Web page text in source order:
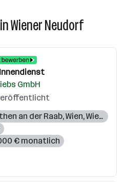
Wiener Neudorf
GmbH
an der Raab,Wien,Wiener Neudorf
€ monatlich